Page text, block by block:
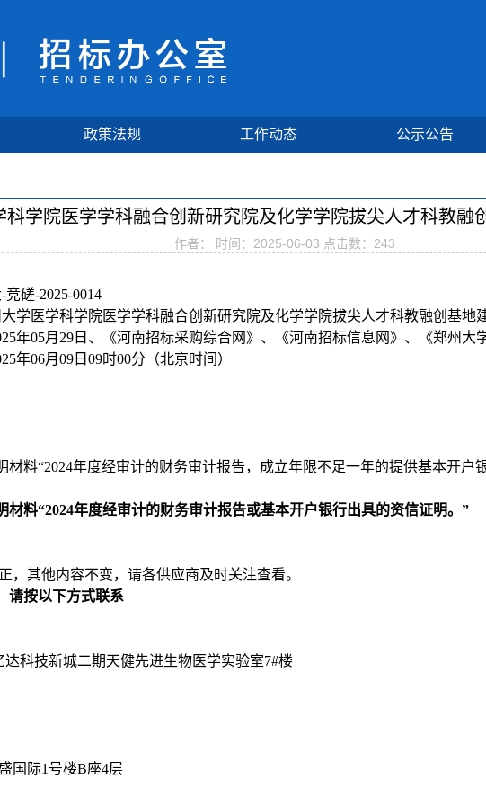
政策法规 工作动态 公示公告
科学院医学学科融合创新研究院及化学学院拔尖人才科教融
作者： 时间：2025-06-03 点击数： 243
磋-2025-0014
学医学科学院医学学科融合创新研究院及化学学院拔尖人才科教融创基地
年05月29日、《河南招标采购综合网》、《河南招标信息网》、《郑州大
年06月09日09时00分（北京时间）
材料“2024年度经审计的财务审计报告，成立年限不足一年的提供基本开户
材料“2024年度经审计的财务审计报告或基本开户银行出具的资信证明。 ”
，其他内容不变，请各供应商及时关注查看。
请按以下方式联系
达科技新城二期天健先进生物医学实验室7#楼
国际1号楼B座4层